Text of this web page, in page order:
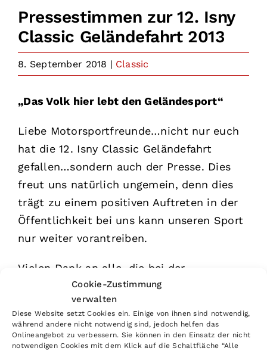
Cookie-Zustimmung
verwalten
Diese Website setzt Cookies ein. Einige von ihnen sind notwendig,
während andere nicht notwendig sind, jedoch helfen das
Onlineangebot zu verbessern. Sie können in den Einsatz der nicht
notwendigen Cookies mit dem Klick auf die Schaltfläche “Alle
Pressestimmen zur 12. Isny
Classic Geländefahrt 2013
8. September 2018 | Classic
„Das Volk hier lebt den Geländesport“
Liebe Motorsportfreunde…nicht nur euch
hat die 12. Isny Classic Geländefahrt
gefallen…sondern auch der Presse. Dies
freut uns natürlich ungemein, denn dies
trägt zu einem positiven Auftreten in der
Öffentlichkeit bei uns kann unseren Sport
nur weiter vorantreiben.
Vielen Dank an alle, die bei der
Berichterstattung beteiligt waren!
Vorbericht zur Classic 2013 in der INFO
(1.9 MB)